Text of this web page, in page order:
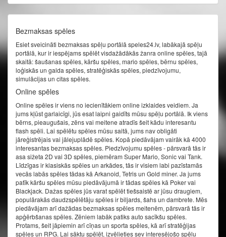
Bezmaksas spēles
Esiet sveicināti bezmaksas spēļu portālā speles24.lv, labākajā spēļu
portālā, kur ir iespējams spēlēt visdažādākās žanra online spēles, tajā
skaitā: šaušanas spēles, kāršu spēles, mario spēles, bērnu spēles,
loģiskās un galda spēles, stratēģiskās spēles, piedzīvojumu,
simulācijas un citas spēles.
Online spēles
Online spēles ir viens no iecienītākiem online izklaides veidiem. Ja
jums kļūst garlaicīgi, jūs esat laipni gaidīts mūsu spēļu portālā. Ik viens
bērns, pieaugušais, zēns vai meitene atradīs šeit kādu interesantu
flash spēli. Lai spēlētu spēles mūsu saitā, jums nav obligāti
jāreģistrējais vai jālejuplādē spēles. Kopā piedāvājam vairāk kā 4000
interesantas bezmaksas spēles. Piedzīvojumu spēles - pārsvarā tās ir
asa sižeta 2D vai 3D spēles, piemēram Super Mario, Sonic vai Tank.
Līdzīgas ir klasiskās spēles un arkādes, tās ir visiem labi pazīstamās
vecās labās spēles tādas kā Arkanoid, Tetris un Gold miner. Ja jums
patīk kāršu spēles mūsu piedāvājumā ir tādas spēles kā Poker vai
Blackjack. Dažas spēles jūs varat spēlēt tiešsaistē ar jūsu draugiem,
populārakās daudzspēlētāju spēles ir biljards, šahs un dambrete. Mēs
piedāvājam arī dažādas bezmaksas spēles meitenēm, pārsvarā tās ir
apģērbšanas spēles. Zēniem labāk patiks auto sacīkšu spēles.
Protams, šeit jāpiemin arī cīņas un sporta spēles, kā arī stratēģijas
spēles un RPG. Lai sāktu spēlēt, izvēlieties sev interesējošo spēļu